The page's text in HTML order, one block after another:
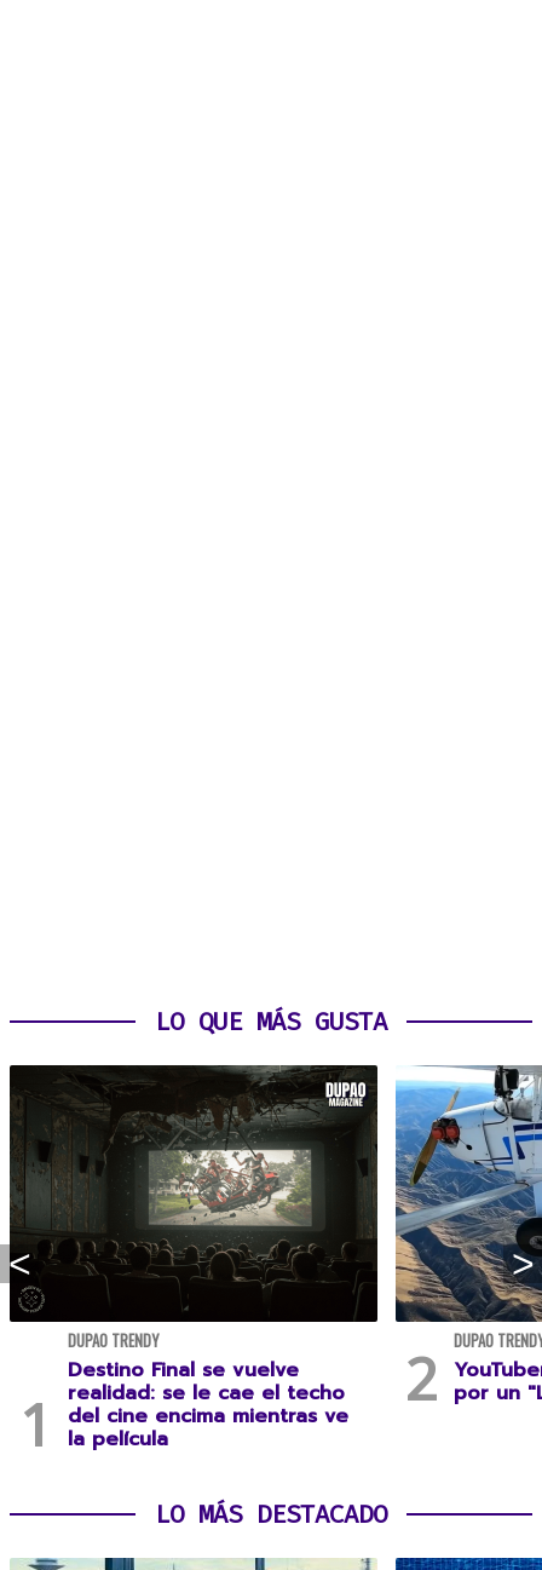
LO QUE MÁS GUSTA
DUPAO TRENDY
Destino Final se vuelve
realidad: se le cae el techo
del cine encima mientras ve
la película
DUPAO
por un
LO MÁS DESTACADO